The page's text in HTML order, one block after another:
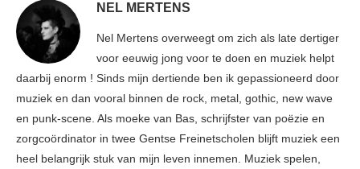
NEL MERTENS
Nel Mertens overweegt om zich als late dertiger
voor eeuwig jong voor te doen en muziek helpt
daarbij enorm ! Sinds mijn dertiende ben ik gepassioneerd door
muziek en dan vooral binnen de rock, metal, gothic, new wave
en punk-scene. Als moeke van Bas, schrijfster van poëzie en
zorgcoördinator in twee Gentse Freinetscholen blijft muziek een
heel belangrijk stuk van mijn leven innemen. Muziek spelen,